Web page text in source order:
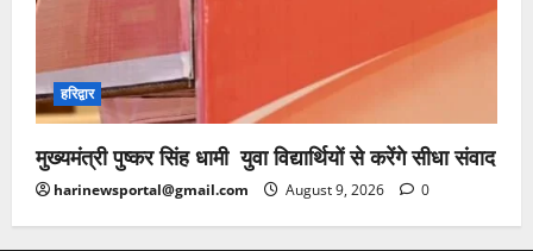
हरिद्वार
मुख्यमंत्री पुष्कर सिंह धामी युवा विद्यार्थियों से करेंगे सीधा संवाद
harinewsportal@gmail.com August 9, 2026 0